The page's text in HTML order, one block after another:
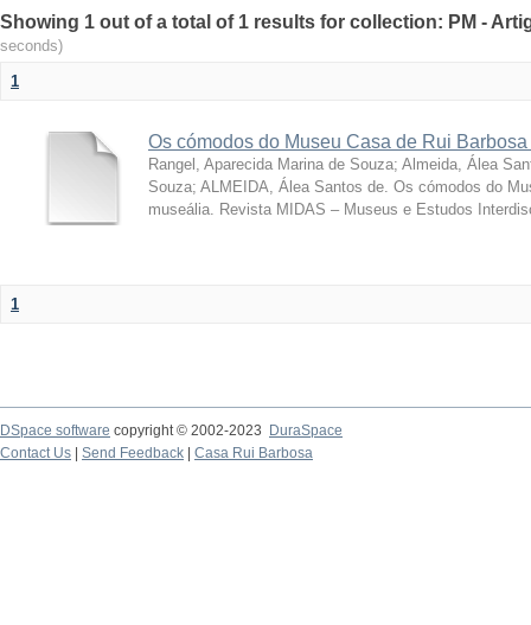
Showing 1 out of a total of 1 results for collection: PM -
seconds)
1
Os cómodos do Museu Casa de Rui
Rangel, Aparecida Marina de Souza; Almeida, Álea
Souza; ALMEIDA, Álea Santos de. Os cómodos do
museália. Revista MIDAS – Museus e Estudos
1
DSpace software copyright © 2002-2023
DuraSpace
Contact Us
Send Feedback Casa Rui Barbosa